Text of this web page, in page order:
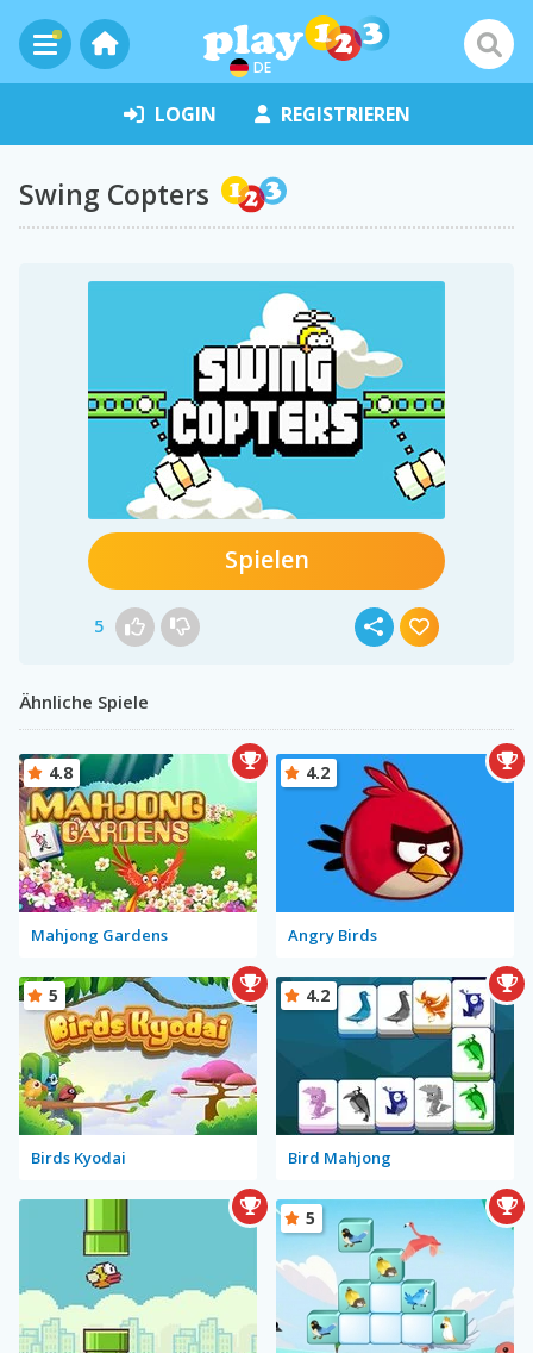
DE
LOGIN REGISTRIEREN
Swing Copters
Spielen
5
Ähnliche Spiele
Mahjong Gardens
4.8
Angry Birds
4.2
Birds Kyodai
5
Bird Mahjong
4.2
5